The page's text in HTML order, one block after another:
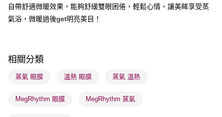
送貨方式
每筆HK$65.00，滿HK$300.00或以上免運費
確認發貨後1-3 工作天送達，訂單將隨機分配至SF順豐速運或京東
自帶舒適微暖效果，能夠舒緩雙眼困倦，輕鬆心情，讓美眸享受蒸
氣浴，微暖過後get明亮美目！
相關分類
蒸氣 眼膜 溫熱 眼膜 蒸氣 溫熱
MegRhythm 眼膜 MegRhythm 蒸氣